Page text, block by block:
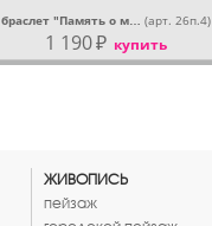
браслет "Память о м… (арт. 26п.4)
1 190₽ купить
ЖИВОПИСЬ
пейзаж